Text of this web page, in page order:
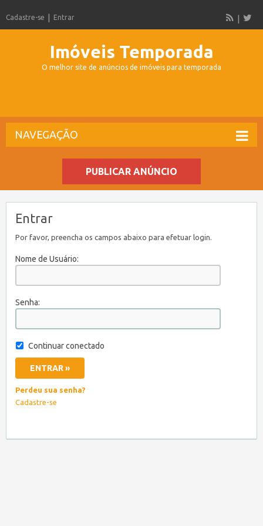
Cadastre-se Entrar
Imóveis Temporada
O melhor site de anúncios de imóveis para temporada
NAVEGAÇÃO
PUBLICAR ANÚNCIO
Entrar
Por favor, preencha os campos abaixo para efetuar login.
Nome de Usuário:
Senha:
Continuar conectado
Perdeu sua senha?
Cadastre-se